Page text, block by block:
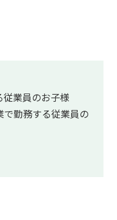
従業員のお子様
で勤務する従業員の